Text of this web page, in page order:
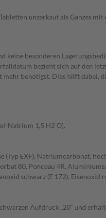
unzerkaut als Ganzes mit
besonderen
bezieht sich auf den
benötigst. Dies hilft dabei,
Natrium 1,5 H2 O).
EXF), Natriumcarbonat,
80, Ponceau 4R,
schwarz (E 172), Eisenoxid
Aufdruck „20“ und